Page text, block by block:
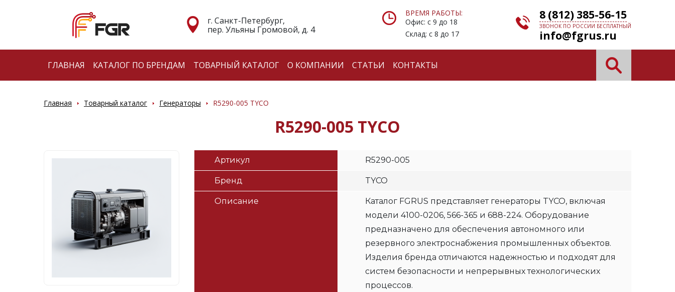
г. Санкт-Петербург,
пер. Ульяны Громовой, д. 4
ВРЕМЯ РАБОТЫ:
Офис: с 9 до 18
Склад: с 8 до 17
8 (812) 385-56-15
ЗВОНОК ПО РОССИИ БЕСПЛАТНЫЙ
info@fgrus.ru
ГЛАВНАЯ КАТАЛОГ ПО БРЕНДАМ ТОВАРНЫЙ КАТАЛОГ О КОМПАНИИ СТАТЬИ КОНТАКТЫ
Главная Товарный каталог Генераторы R5290-005 TYCO
R5290-005 TYCO
Артикул R5290-005
Бренд TYCO
Описание
Каталог FGRUS представляет генераторы TYCO, включая
модели 4100-0206, 566-365 и 688-224. Оборудование
предназначено для обеспечения автономного или
резервного электроснабжения промышленных объектов.
Изделия бренда отличаются надежностью и подходят для
систем безопасности и непрерывных технологических
процессов.